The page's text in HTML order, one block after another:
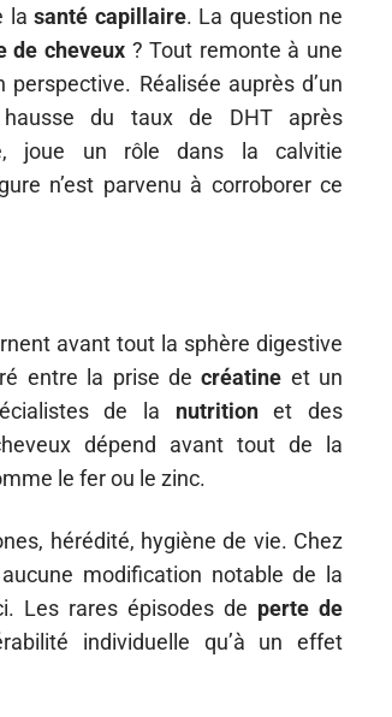
la santé capillaire. La question ne
de cheveux ? Tout remonte à une
Réalisée auprès d’un
du taux de DHT après
joue un rôle dans la calvitie
n’est parvenu à corroborer ce
avant tout la sphère digestive
entre la prise decréatine et un
de la nutritionet des
dépend avant tout de la
le fer ou le zinc.
hérédité, hygiène de vie. Chez
modification notable de la
Les rares épisodes de perte de
individuelle qu’à un effet